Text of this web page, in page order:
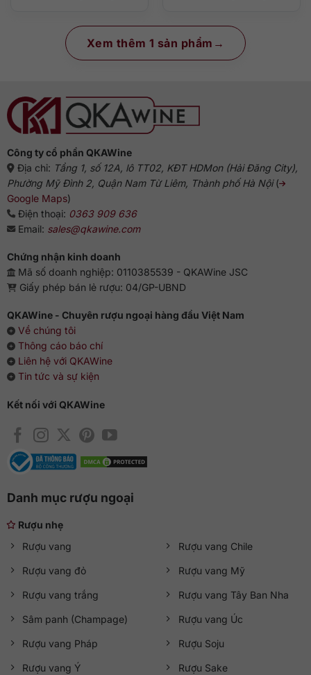
Xem thêm 1 sản phẩm
Công ty cổ phần QKAWine
Địa chỉ: Tầng 1, số 12A, lô TT02, KĐT HDMon (Hải Đăng City),
Phường Mỹ Đình 2, Quận Nam Từ Liêm, Thành phố Hà Nội(
Google Maps)
Điện thoại: 0363 909 636
Email: sales@qkawine.com
Chứng nhận kinh doanh
Mã số doanh nghiệp: 0110385539 - QKAWine JSC
Giấy phép bán lẻ rượu: 04/GP-UBND
QKAWine - Chuyên rượu ngoại hàng đầu Việt Nam
Về chúng tôi
Thông cáo báo chí
Liên hệ với QKAWine
Tin tức và sự kiện
Kết nối với QKAWine
Danh mục rượu ngoại
Rượu nhẹ
Rượu vang
Rượu vang đỏ
Rượu vang trắng
Sâm panh (Champage)
Rượu vang Pháp
Rượu vang Ý
Rượu vang Chile
Rượu vang Mỹ
Rượu vang Tây Ban Nha
Rượu vang Úc
Rượu Soju
Rượu Sake